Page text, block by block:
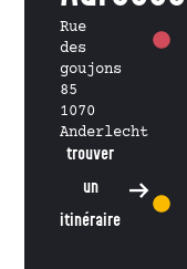
Rue
des
goujons
85
1070
Anderlecht
trouver
un
itinéraire